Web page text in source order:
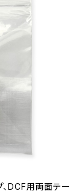
、DCF用両面テー